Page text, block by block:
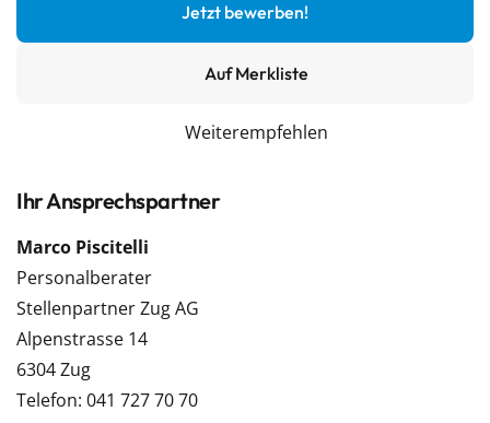
Jetzt bewerben!
Auf Merkliste
Weiterempfehlen
Ihr Ansprechspartner
Marco Piscitelli
Personalberater
Stellenpartner Zug AG
Alpenstrasse 14
6304 Zug
Telefon: 041 727 70 70